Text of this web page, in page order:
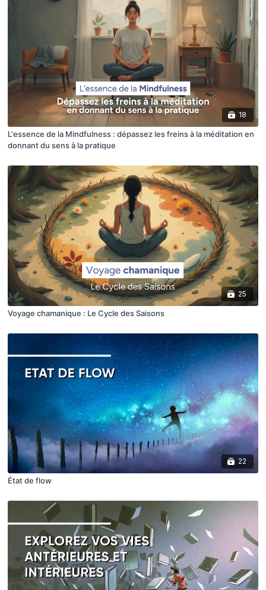
18
L'essence de la Mindfulness : dépassez les freins à la méditation en
donnant du sens à la pratique
25
Voyage chamanique : Le Cycle des Saisons
22
État de flow